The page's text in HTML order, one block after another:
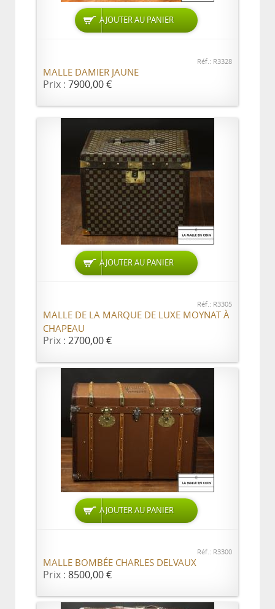
AJOUTER AU PANIER
Réf.: R3328
MALLE DAMIER JAUNE
Prix : 7900,00 €
AJOUTER AU PANIER
Réf.: R3305
MALLE DE LA MARQUE DE LUXE MOYNAT À
CHAPEAU
Prix : 2700,00 €
AJOUTER AU PANIER
Réf.: R3300
MALLE BOMBÉE CHARLES DELVAUX
Prix : 8500,00 €